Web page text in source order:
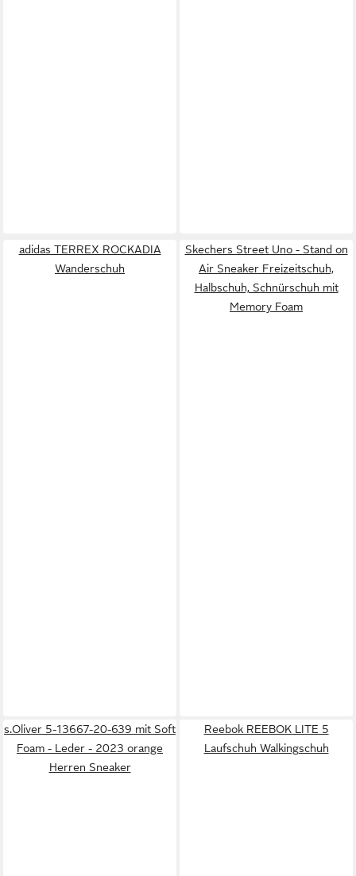
adidas TERREX ROCKADIA
Wanderschuh
Skechers Street Uno - Stand on
Air Sneaker Freizeitschuh,
Halbschuh, Schnürschuh mit
Memory Foam
s.Oliver 5-13667-20-639 mit Soft
Foam - Leder - 2023 orange
Herren Sneaker
Reebok REEBOK LITE 5
Laufschuh Walkingschuh